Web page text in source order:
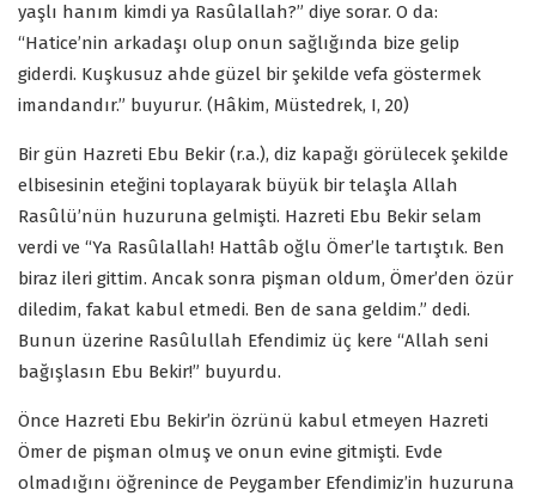
yaşlı hanım kimdi ya Rasûlallah?” diye sorar. O da:
“Hatice’nin arkadaşı olup onun sağlığında bize gelip
giderdi. Kuşkusuz ahde güzel bir şekilde vefa göstermek
imandandır.” buyurur. (Hâkim, Müstedrek, I, 20)
Bir gün Hazreti Ebu Bekir (r.a.), diz kapağı görülecek şekilde
elbisesinin eteğini toplayarak büyük bir telaşla Allah
Rasûlü’nün huzuruna gelmişti. Hazreti Ebu Bekir selam
verdi ve “Ya Rasûlallah! Hattâb oğlu Ömer’le tartıştık. Ben
biraz ileri gittim. Ancak sonra pişman oldum, Ömer’den özür
diledim, fakat kabul etmedi. Ben de sana geldim.” dedi.
Bunun üzerine Rasûlullah Efendimiz üç kere “Allah seni
bağışlasın Ebu Bekir!” buyurdu.
Önce Hazreti Ebu Bekir’in özrünü kabul etmeyen Hazreti
Ömer de pişman olmuş ve onun evine gitmişti. Evde
olmadığını öğrenince de Peygamber Efendimiz’in huzuruna